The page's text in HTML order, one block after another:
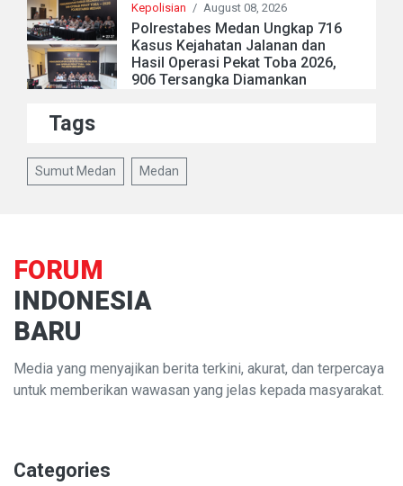
Kepolisian / August 08, 2026
Polrestabes Medan Ungkap 716
Kasus Kejahatan Jalanan dan
Hasil Operasi Pekat Toba 2026,
906 Tersangka Diamankan
Tags
Sumut Medan Medan
FORUM
INDONESIA
BARU
Media yang menyajikan berita terkini, akurat, dan terpercaya
untuk memberikan wawasan yang jelas kepada masyarakat.
Categories